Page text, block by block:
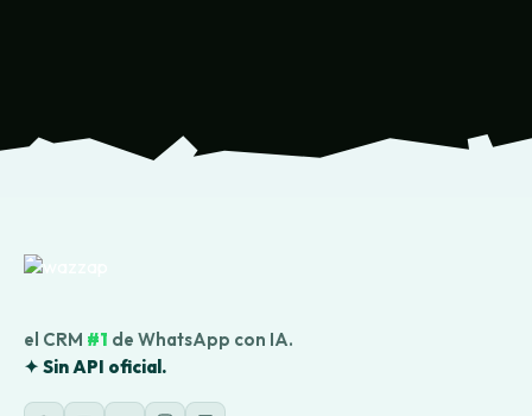
el CRM #1 de WhatsApp con IA.
✦ Sin API oficial.